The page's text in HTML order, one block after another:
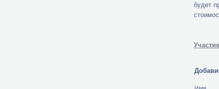
будет